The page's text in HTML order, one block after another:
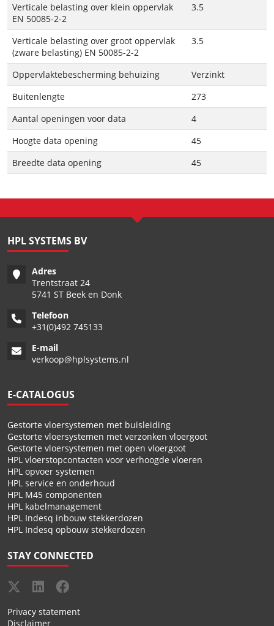
Verticale belasting over klein oppervlak
EN 50085-2-2
3.5
Verticale belasting over groot oppervlak
(zware belasting) EN 50085-2-2
3.5
Oppervlaktebescherming behuizing
Verzinkt
Buitenlengte
273
Aantal openingen voor data
4
Hoogte data opening
45
Breedte data opening
45
HPL SYSTEMS BV
Adres
Trentstraat 24
5741 ST Beek en Donk
Telefoon
+31(0)492 745133
E-mail
verkoop@hplsystems.nl
E-CATALOGUS
Gestorte vloersystemen met buisleiding
Gestorte vloersystemen met verzonken vloergoot
Gestorte vloersystemen met open vloergoot
HPL vloerstopcontacten voor verhoogde vloeren
HPL opvoer systemen
HPL service en onderhoud
HPL M45 componenten
HPL kabelmanagement
HPL Indesq inbouw stekkerdozen
HPL Indesq opbouw stekkerdozen
STAY CONNECTED
Privacy statement
Disclaimer